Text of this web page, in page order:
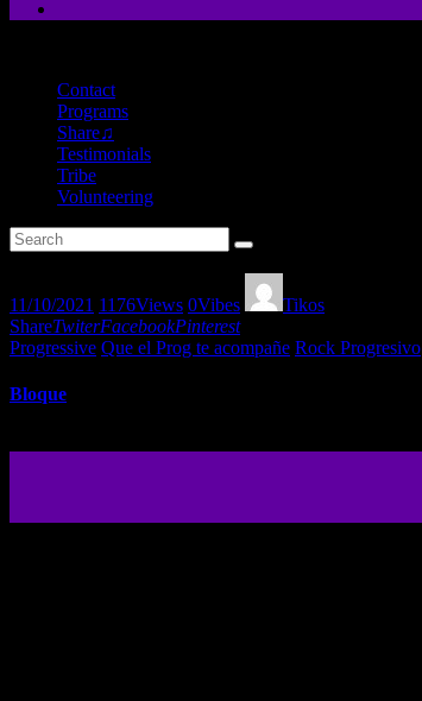
Contact
Programs
Share♫
Testimonials
Tribe
Volunteering
11/10/2021 1176Views 0Vibes
Tikos
ShareTwiterFacebookPinterest
Progressive Que el Prog te acompañe Rock Progresivo
Bloque